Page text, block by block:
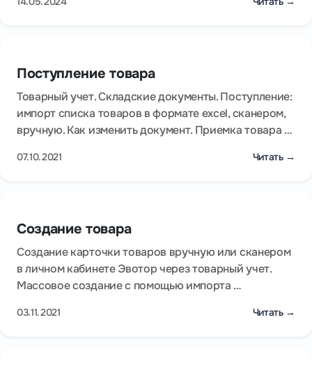
Поступление товара
Товарный учет. Складские документы. Поступление:
импорт списка товаров в формате excel, сканером,
вручную. Как изменить документ. Приемка товара …
07.10.2021 Читать →
Создание товара
Создание карточки товаров вручную или сканером
в личном кабинете Эвотор через товарный учет.
Массовое создание с помощью импорта …
03.11.2021 Читать →